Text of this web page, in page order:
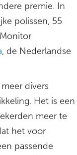
premie. In
polissen, 55
, de Nederlandse
divers
Het is een
meer te
het voor
passende